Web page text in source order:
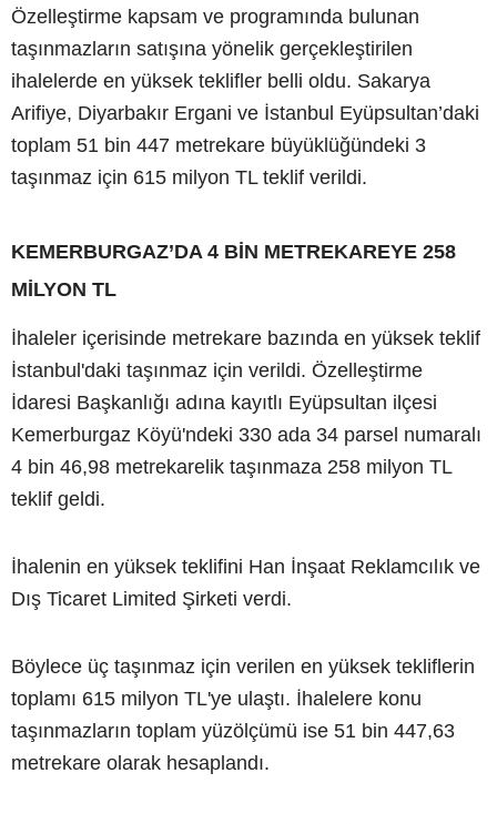
Özelleştirme kapsam ve programında bulunan
taşınmazların satışına yönelik gerçekleştirilen
ihalelerde en yüksek teklifler belli oldu. Sakarya
Arifiye, Diyarbakır Ergani ve İstanbul Eyüpsultan’daki
toplam 51 bin 447 metrekare büyüklüğündeki 3
taşınmaz için 615 milyon TL teklif verildi.
KEMERBURGAZ’DA 4 BİN METREKAREYE 258
MİLYON TL
İhaleler içerisinde metrekare bazında en yüksek teklif
İstanbul'daki taşınmaz için verildi. Özelleştirme
İdaresi Başkanlığı adına kayıtlı Eyüpsultan ilçesi
Kemerburgaz Köyü'ndeki 330 ada 34 parsel numaralı
4 bin 46,98 metrekarelik taşınmaza 258 milyon TL
teklif geldi.
İhalenin en yüksek teklifini Han İnşaat Reklamcılık ve
Dış Ticaret Limited Şirketi verdi.
Böylece üç taşınmaz için verilen en yüksek tekliflerin
toplamı 615 milyon TL'ye ulaştı. İhalelere konu
taşınmazların toplam yüzölçümü ise 51 bin 447,63
metrekare olarak hesaplandı.